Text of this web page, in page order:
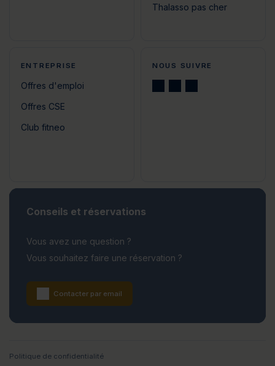
Thalasso pas cher
ENTREPRISE
Offres d'emploi
Offres CSE
Club fitneo
NOUS SUIVRE
Conseils et réservations
Vous avez une question ?
Vous souhaitez faire une réservation ?
Contacter par email
Politique de confidentialité